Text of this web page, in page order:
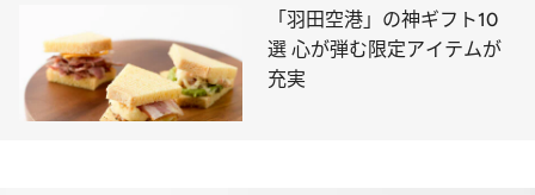
「羽田空港」の神ギフト10
選 心が弾む限定アイテムが
充実